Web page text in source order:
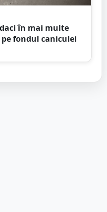
în mai multe
fondul caniculei